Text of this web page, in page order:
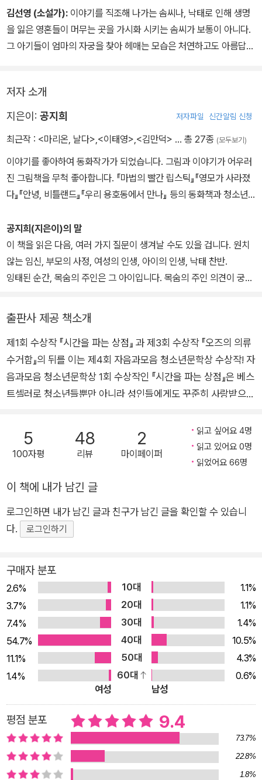
달림은 뱅뱅 도는 제 머리통을 퉁퉁 두드렸다.
“저기.”
“오늘도 고양이랑 놀려고 왔어”
“응.”
언니는 당황한 얼굴로 또 달림을 건너다보았다. 흡! 달림은 호흡을 가
타래를 풀어야만 하는 시간이다. 마음을 단단히 먹어야 해.
“엄마 찾아야 해?”
언니가 동그랗게 눈을 떴다. 달림은 털어놓고 얘기하고 싶었다. 하지
만 용기가 없었다.
“이 근처에 할아버지하고 사는데, 내가 좋다고 자주 놀러 오는 거야.”
녀석, 꼭 짚어 말하기는…… 달림은 몹시 서운했다.
“이 애 할아버지가 안 찾아?”
“응. 데리고 놀아주면 좋아하셔. 오늘도 여기서 자고 와도 좋다고 허
락받았고.”
“얜 거의 혼자 지내. 할아버지가 엄청 바쁘고 골골하시더라구.”
노랑모자가 또랑또랑 참견했다.
언니는 안쓰러운 눈빛으로 노랑모자를 꼭 안았다. 노랑모자는 언니의
품에 안긴 채로 가만히 눈을 감았다. 언니는 계속 노랑모자의 등을 토
닥거렸다. 노랑모자가 갑자기 고개를 들어 언니를 뚫어져라 바라보았
“엄마!”
를 낙태해버린 미혼모와 부모는 아무런 해결 능력이 없다. 낙태해버
리면 그만이다. 절망밖에 없다. 작가는 그런 세상에다 존재하지 않는
아기를 통해 희망을 전달하려고 한다. 낙태되어 죽은 아기를 또 다른
하고 스스로 문제 해결을 위해서 노력한다. 그래서 이 소설은 전혀 다
한번쯤 유심히 쳐다보게 한다. 소름끼치도록 아름답고 슬픈 이야기
다.
김선영 (소설가): 이야기를 직조해 나가는 솜씨나, 낙태로 인해 생명
을 잃은 영혼들이 머무는 곳을 가시화 시키는 솜씨가 보통이 아니다.
그 아기들이 엄마의 자궁을 찾아 헤매는 모습은 처연하고도 아름답
로 뛰어나 이 작품을 당선작으로 뽑는데 주저하지 않았다. 이 작품은
태어나지 못한 생명들에 대한 진혼곡이자 그들의 영혼이 여전히 우리
영혼들에게 저절로 머리 숙여지는 시간이 찾아온다.
저자 소개
지은이: 공지희 저자파일 신간알림 신청
최근작 : <마리온, 날다> <이태영> <김만덕> … 총 27종 (모두보기)
이야기를 좋아하여 동화작가가 되었습니다. 그림과 이야기가 어우러
진 그림책을 무척 좋아합니다. 『마법의 빨간 립스틱』『영모가 사라졌
다』『안녕, 비틀랜드』『우리 용호동에서 만나』 등의 동화책과 청소년
공지희(지은이)의 말
이 책을 읽은 다음, 여러 가지 질문이 생겨날 수도 있을 겁니다. 원치
않는 임신, 부모의 사정, 여성의 인생, 아이의 인생, 낙태 찬반.
잉태된 순간, 목숨의 주인은 그 아이입니다. 목숨의 주인 의견이 궁금
각해봅니다. 엄마 배 속에 있을 때 누군가가 이렇게 묻습니다. 너를 원
했던 건 아니었어. 사는 게 쉽지 않을 거야. 그래도 태어날래? 말래?
이제 이 책은 엄연한 독립 개체가 되어 자유로워졌습니다. 작가가 차
려야 할 예의는 물러서서 강요하지 않는 것. 독자들의 생각을 존중하
고 결론을 열어두고자 합니다.
출판사 제공 책소개
제1회 수상작 『시간을 파는 상점』 과 제3회 수상작 『오즈의 의류
수거함』의 뒤를 이는 제4회 자음과모음 청소년문학상 수상작! 자
음과모음 청소년문학상 1회 수상작인 『시간을 파는 상점』은 베스
트셀러로 청소년들뿐만 아니라 성인들에게도 꾸준히 사랑받으면
며, 3회 수상작인 『오즈의 의류수거함』은 인지도 있는 여러 기관
의 추천도서, 선정도서가 되면서 수상작의 권위를 지키는데 손색
없는 책으로 인정받고 있다. 이러한 배경에서 출간되는 4회 수상
고 할 수 있다. 생명이 전하는 작은 울림 그 처연하고도 아름다운
희망의 소리 공부 잘하고 엄마에게 귀한 대접을 받는 언니 해림과
달리 집안의 궂은일을 도맡아 하고도 구박만 받는 자신은 콩쥐라
모자(꼬마)를 만난다. 달림의 방에 있는 피규어를 굉장히 마음에
들어 하는 노랑모자. 그 꼬마에게 달림의 마음은 노골노골 풀어지
며 배꼽 안쪽이 촛불이라도 켜진 것같이 따뜻해지고, 왠지 애틋해
진다. 친구 미루의 임신 사실을 안 달림과 달림의 남자 친구 지평
은 아기를 셋이서 같이 키우자고 한다. 그러나 정작 엄마가 되어
야 하는 미루는 아기를 낳는 것이 너무 무섭다. 자기 인생을 포기
하는 것만 같다. 낙태를 생각하고 달림과 같이 병원에 다녀온 미
루는 결국 모든 연락을 끊고 도망쳐버린다. 노랑모자는 계속 엄마
달림을 바닷가 마을 깊은 곳에 숨겨진 동굴로 데려간다. 그곳에는
슈가맨과 노랑모자와 같은 보풀들이 살고 있다. 슈가맨은 달림에
게 보풀들의 비밀을 알려주는데……. “톡톡톡, 사랑한다는 뜻이
야.” 잉태되는 순간 그 생명의 주인은 누구일까? 비단 청소년뿐
5
100자평
48
리뷰
2
마이페이퍼
읽고 싶어요 4명
읽고 있어요 0명
읽었어요 66명
이 책에 내가 남긴 글
로그인하면 내가 남긴 글과 친구가 남긴 글을 확인할 수 있습니
다.
로그인하기
구매자 분포
2.6% 10대
1.1%
3.7%
20대
1.1%
7.4%
30대
1.4%
54.7%
40대
10.5%
11.1%
50대
4.3%
1.4%
60대
0.6%
여성
남성
평점 분포 9.4
73.7%
22.8%
1.8%